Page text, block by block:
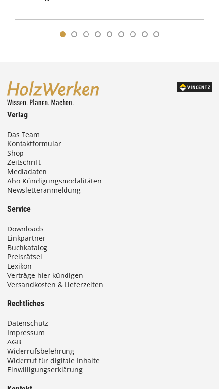
Verlag
Das Team
Kontaktformular
Shop
Zeitschrift
Mediadaten
Abo-Kündigungsmodalitäten
Newsletteranmeldung
Service
Downloads
Linkpartner
Buchkatalog
Preisrätsel
Lexikon
Verträge hier kündigen
Versandkosten & Lieferzeiten
Rechtliches
Datenschutz
Impressum
AGB
Widerrufsbelehrung
Widerruf für digitale Inhalte
Einwilligungserklärung